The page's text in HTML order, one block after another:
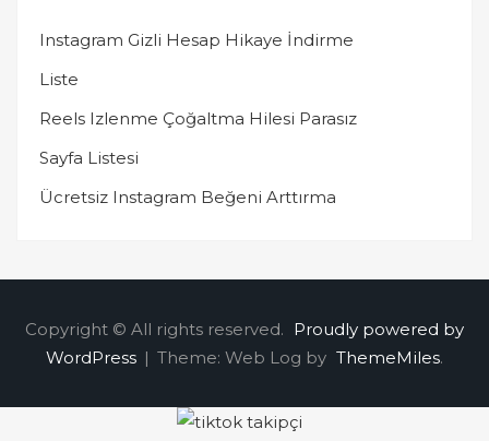
Instagram Gizli Hesap Hikaye İndirme
Liste
Reels Izlenme Çoğaltma Hilesi Parasız
Sayfa Listesi
Ücretsiz Instagram Beğeni Arttırma
Copyright © All rights reserved. Proudly powered by
WordPress | Theme: Web Log by ThemeMiles.